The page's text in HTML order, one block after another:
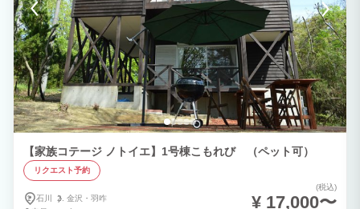
【家族コテージ ノトイエ】1号棟こもれび （ペット可）
リクエスト予約
石川 金沢・ 羽咋
(税込)
¥ 17,000〜